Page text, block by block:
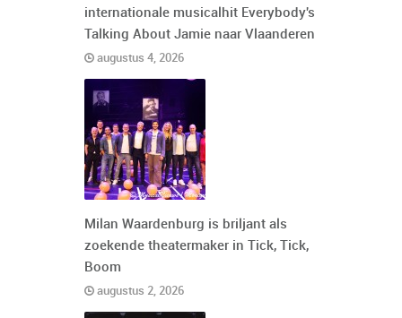
internationale musicalhit Everybody's
Talking About Jamie naar Vlaanderen
augustus 4, 2026
Milan Waardenburg is briljant als
zoekende theatermaker in Tick, Tick,
Boom
augustus 2, 2026